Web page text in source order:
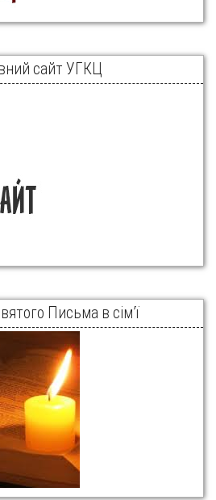
сайт УГКЦ
Письма в сім’ї